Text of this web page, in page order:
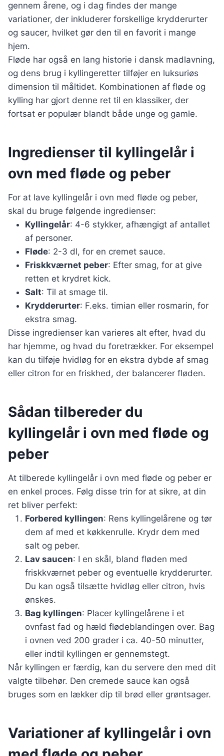
gennem årene, og i dag findes der mange
variationer, der inkluderer forskellige krydderurter
og saucer, hvilket gør den til en favorit i mange
hjem.
Fløde har også en lang historie i dansk madlavning,
og dens brug i kyllingeretter tilføjer en luksuriøs
dimension til måltidet. Kombinationen af fløde og
kylling har gjort denne ret til en klassiker, der
fortsat er populær blandt både unge og gamle.
Ingredienser til kyllingelår i
ovn med fløde og peber
For at lave kyllingelår i ovn med fløde og peber,
skal du bruge følgende ingredienser:
Kyllingelår: 4-6 stykker, afhængigt af antallet
af personer.
Fløde: 2-3 dl, for en cremet sauce.
Friskkværnet peber: Efter smag, for at give
retten et krydret kick.
Salt: Til at smage til.
Krydderurter: F.eks. timian eller rosmarin, for
ekstra smag.
Disse ingredienser kan varieres alt efter, hvad du
har hjemme, og hvad du foretrækker. For eksempel
kan du tilføje hvidløg for en ekstra dybde af smag
eller citron for en friskhed, der balancerer fløden.
Sådan tilbereder du
kyllingelår i ovn med fløde og
peber
At tilberede kyllingelår i ovn med fløde og peber er
en enkel proces. Følg disse trin for at sikre, at din
ret bliver perfekt:
Forbered kyllingen: Rens kyllingelårene og tør
dem af med et køkkenrulle. Krydr dem med
salt og peber.
Lav saucen: I en skål, bland fløden med
friskkværnet peber og eventuelle krydderurter.
Du kan også tilsætte hvidløg eller citron, hvis
ønskes.
Bag kyllingen: Placer kyllingelårene i et
ovnfast fad og hæld flødeblandingen over. Bag
i ovnen ved 200 grader i ca. 40-50 minutter,
eller indtil kyllingen er gennemstegt.
Når kyllingen er færdig, kan du servere den med dit
valgte tilbehør. Den cremede sauce kan også
bruges som en lækker dip til brød eller grøntsager.
Variationer af kyllingelår i ovn